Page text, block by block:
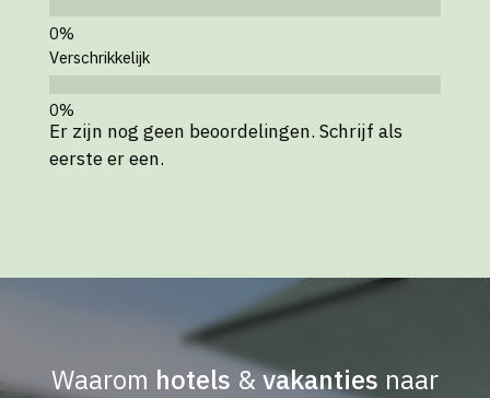
Verschrikkelijk
Er zijn nog geen beoordelingen. Schrijf als
eerste er een.
Waarom hotels &vakanties naar